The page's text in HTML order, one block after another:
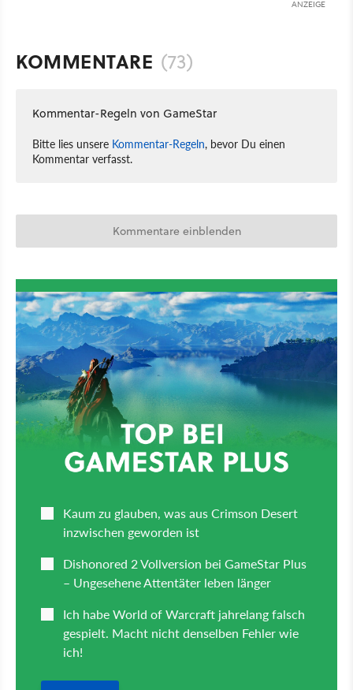
ANZEIGE
KOMMENTARE (73)
Kommentar-Regeln von GameStar
Bitte lies unsere Kommentar-Regeln, bevor Du einen
Kommentar verfasst.
Kommentare einblenden